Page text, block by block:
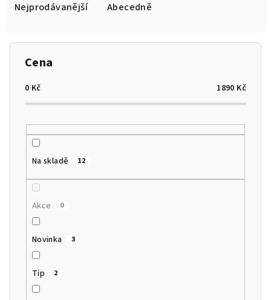
Nejprodávanější Abecedně
Cena
0 Kč 1890 Kč
Na skladě 12
Akce 0
Novinka 3
Tip 2